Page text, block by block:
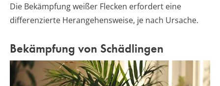
Die Bekämpfung weißer Flecken erfordert eine
differenzierte Herangehensweise, je nach Ursache.
Bekämpfung von Schädlingen